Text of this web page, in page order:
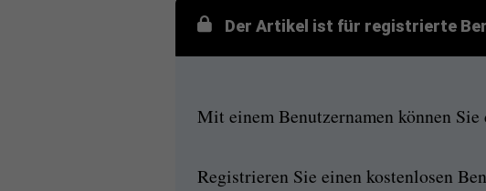
Der Artikel ist für registrierte
Mit einem Benutzernamen können
Registrieren Sie einen kostenlosen